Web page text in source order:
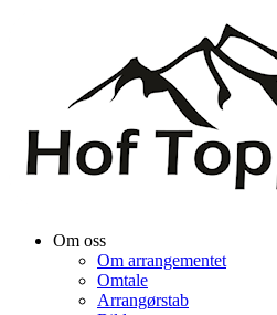
Om oss
Om arrangementet
Omtale
Arrangørstab